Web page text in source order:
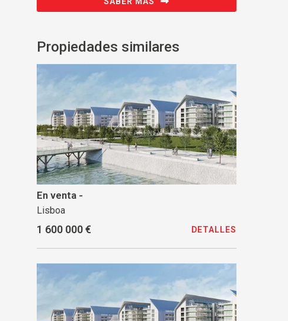
Propiedades similares
En venta -
Lisboa
1 600 000 € DETALLES